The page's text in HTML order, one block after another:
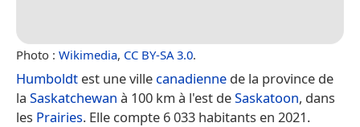
Photo : Wikimedia, CC BY-SA 3.0.
Humboldt est une ville canadienne de la province de
la Saskatchewan à 100 km à l'est deSaskatoon, dans
les Prairies. Elle compte 6 033 habitants en 2021.